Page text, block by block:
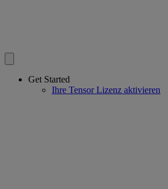
Get Started
Ihre Tensor Lizenz aktivieren